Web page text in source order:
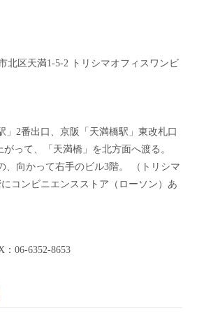
北区天満1-5-2 トリシマオフィスワンビ
」2番出口、京阪「天満橋駅」東改札口
って、「天満橋」を北方面へ渡る。
、向かって右手のビル3階。 （トリシマ
コンビニエンスストア（ローソン）あ
：06-6352-8653